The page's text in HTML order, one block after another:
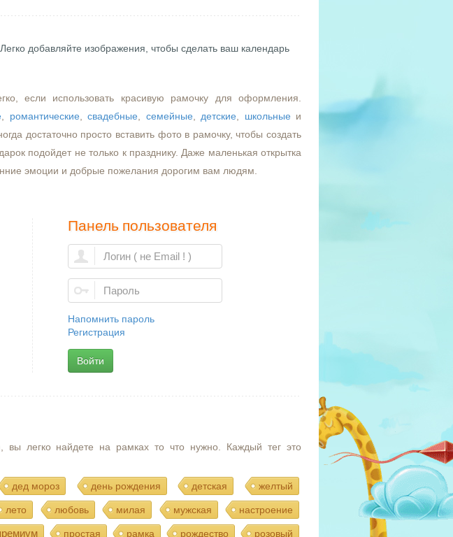
. Легко добавляйте изображения, чтобы сделать ваш календарь
если использовать красивую рамочку для оформления.
романтические ,свадебные семейные детские школьные и
достаточно просто вставить фото в рамочку, чтобы создать
подойдет не только к празднику. Даже маленькая открытка
эмоции и добрые пожелания дорогим вам людям.
Панель пользователя
Напомнить пароль
Регистрация
Войти
вы легко найдете на рамках то что нужно. Каждый тег это
дед мороз день рождения детская желтый
лето любовь милая мужская настроение
простая рамка рождество розовый